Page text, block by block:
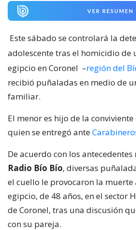
VER RESUMEN
Este sábado se controlará la
adolescente tras el homicidio de
egipcio en Coronel –región del
recibió puñaladas en medio de
familiar.
El menor es hijo de la
quien se entregó ante
De acuerdo con los
Radio Bío Bío, diversas
el cuello le provocaron la
egipcio, de 48 años, en el sector
de Coronel, tras una discusión
con su pareja.